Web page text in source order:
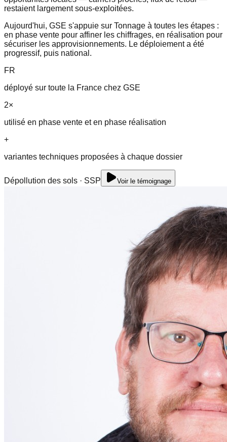
restaient largement sous-exploitées.
Aujourd'hui, GSE s'appuie sur Tonnage à toutes les étapes :
en phase vente pour affiner les chiffrages, en réalisation pour
sécuriser les approvisionnements. Le déploiement a été
progressif, puis national.
FR
déployé sur toute la France chez GSE
2×
utilisé en phase vente et en phase réalisation
+
variantes techniques proposées à chaque dossier
Dépollution des sols · SSP Voir le témoignage